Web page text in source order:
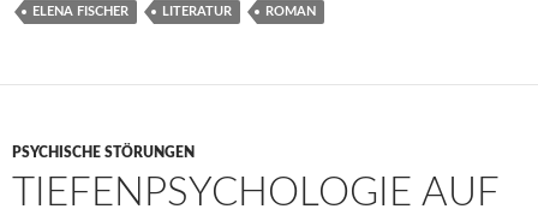
ELENA FISCHER LITERATUR ROMAN
PSYCHISCHE STÖRUNGEN
TIEFENPSYCHOLOGIE AUF